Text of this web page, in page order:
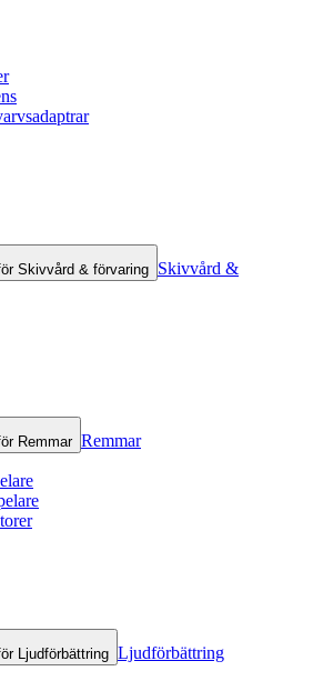
Skivvård & förvaring Skivvård &
Remmar Remmar
Ljudförbättring Ljudförbättring